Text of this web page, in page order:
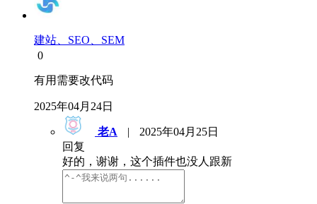
建站、SEO、SEM
0
有用需要改代码
2025年04月24日
老A |
2025年04月25日
回复
好的，谢谢，这个插件也没人跟新